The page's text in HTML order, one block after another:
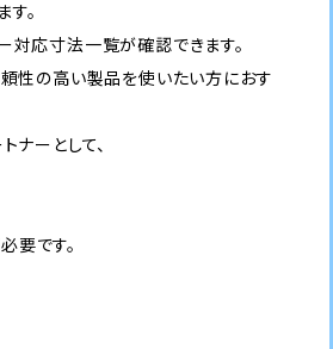
。
対応寸法一覧が確認できます。
性の高い製品を使いたい方におす
ナーとして、
要です。